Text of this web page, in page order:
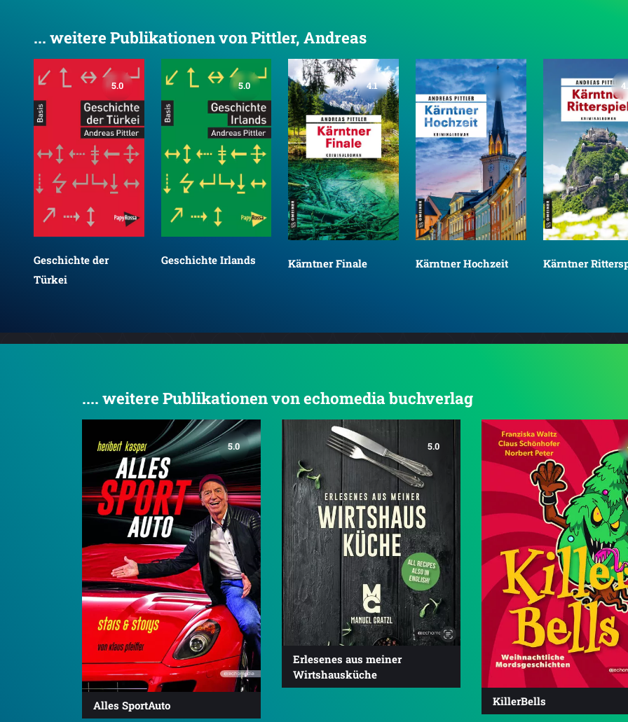
... weitere Publikationen von Pittler, Andreas
5.0
Geschichte der
Türkei
5.0
Geschichte Irlands
4.1
Kärntner Finale Kärntner Hochzeit Kärntner
.... weitere Publikationen von echomedia buchverlag
5.0
Alles SportAuto
5.0
Erlesenes aus meiner
Wirtshausküche
KillerBells